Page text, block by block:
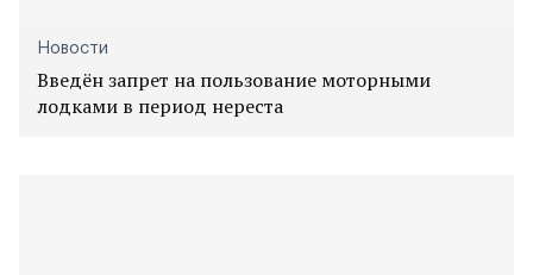
Новости
Введён запрет на пользование моторными
лодками в период нереста